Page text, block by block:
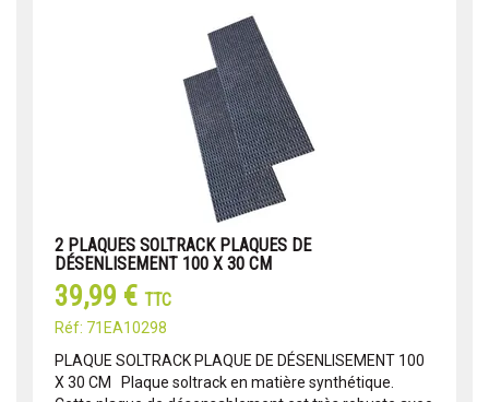
2 PLAQUES SOLTRACK PLAQUES DE
DÉSENLISEMENT 100 X 30 CM
39,99 € TTC
Réf: 71EA10298
PLAQUE SOLTRACK PLAQUE DE DÉSENLISEMENT 100
X 30 CM Plaque soltrack en matière synthétique.